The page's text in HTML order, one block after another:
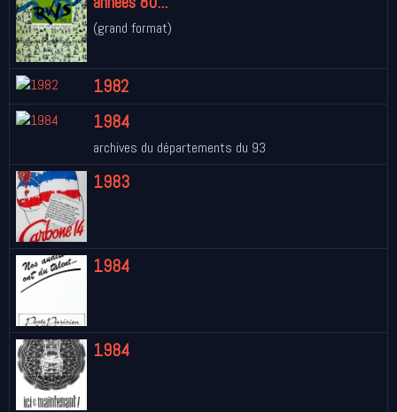
(grand format)
1982
1984
archives du départements du 93
1983
1984
1984